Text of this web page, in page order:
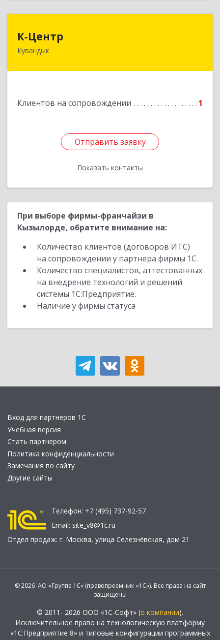
К-Центр
Кувандык
Клиентов на сопровождении 1
Отправить заявку
Показать контакты
462243, Оренбургская обл, Кувандыкский р-н,
Отправить заявку
Назад
При выборе фирмы-франчайзи в
Кызылорде, обратите внимание на:
Количество клиентов (договоров ИТС)
на сопровождении у партнера фирмы 1С.
Количество специалистов, аттестованных
на внедрение технологий и решений
системы 1С:Предприятие.
Наличие у фирмы статуса
Вход для партнеров 1С
Учебная версия
Стать партнером
Политика конфиденциальности
Замечания по сайту
Другие сайты
Телефон: +7 (495) 737-92-57
Email: site_v8@1c.ru
Отдел продаж: г. Москва, улица Селезнёвская, дом 21
© 2026 АО «Группа 1С» (правопреемник «1С»). Все права на сайт
защищены
© 2011- 2026 ООО «1С-Софт» (о компании).
Исключительное право на технологическую платформу
«1С:Предприятие 8» и типовые конфигурации программных